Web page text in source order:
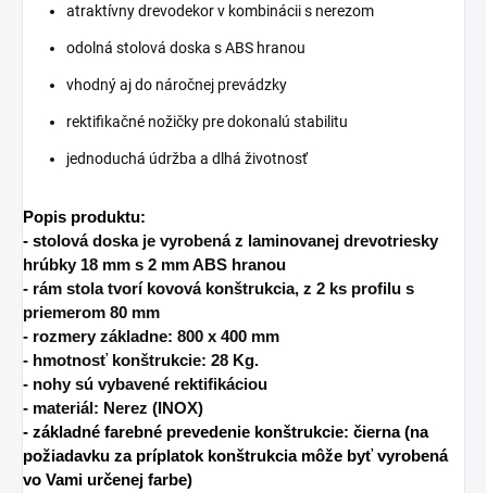
atraktívny drevodekor v kombinácii s nerezom
odolná stolová doska s ABS hranou
vhodný aj do náročnej prevádzky
rektifikačné nožičky pre dokonalú stabilitu
jednoduchá údržba a dlhá životnosť
Popis produktu:
- stolová doska je vyrobená z laminovanej drevotriesky
hrúbky 18 mm s 2 mm ABS hranou
- rám stola tvorí kovová konštrukcia, z 2 ks profilu s
priemerom 80 mm
- rozmery základne: 800 x 400 mm
- hmotnosť konštrukcie: 28 Kg.
- nohy sú vybavené rektifikáciou
- materiál: Nerez (INOX)
- základné farebné prevedenie konštrukcie: čierna (na
požiadavku za príplatok konštrukcia môže byť vyrobená
vo Vami určenej farbe)